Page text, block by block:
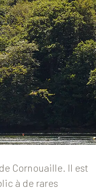
Cornouaille. Il est
à de rares